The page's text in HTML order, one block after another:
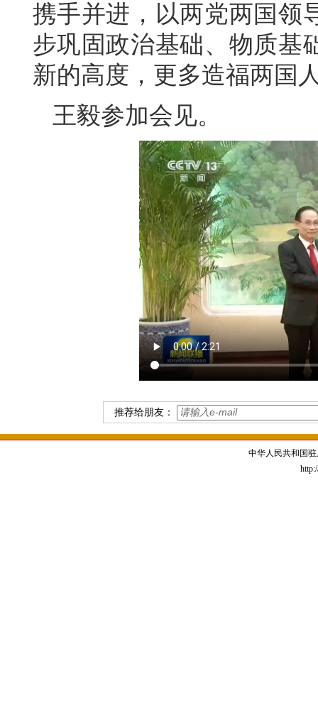
携手并进，以两党两国领
步巩固政治基础、物质基
新的高度，更多造福两国
王毅参加会见。
推荐给朋友：
中华人民共和国